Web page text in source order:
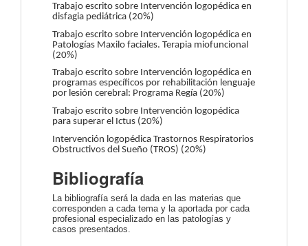
Trabajo escrito sobre Intervención logopédica en
disfagia pediátrica (20%)
Trabajo escrito sobre Intervención logopédica en
Patologías Maxilo faciales. Terapia miofuncional
(20%)
Trabajo escrito sobre Intervención logopédica en
programas específicos por rehabilitación lenguaje
por lesión cerebral: Programa Regía (20%)
Trabajo escrito sobre Intervención logopédica
para superar el Ictus (20%)
Intervención logopédica Trastornos Respiratorios
Obstructivos del Sueño (TROS) (20%)
Bibliografía
La bibliografía será la dada en las materias que
corresponden a cada tema y la aportada por cada
profesional especializado en las patologías y
casos presentados.